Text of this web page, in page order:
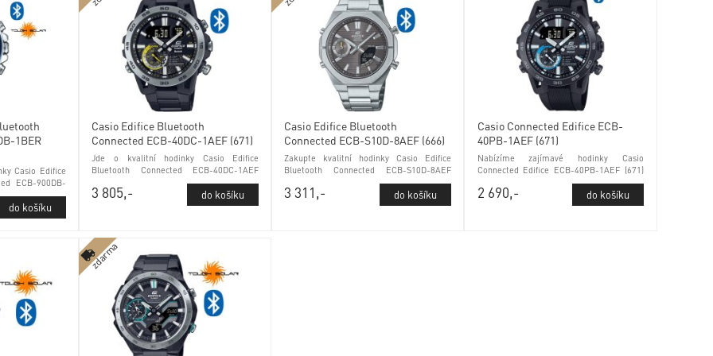
1BER
Casio Edifice
ECB-900DB-
sklem
Casio Edifice Bluetooth
Connected ECB-40DC-1AEF (671)
Jde o kvalitní hodinky Casio Edifice
Bluetooth Connected ECB-40DC-1AEF
(671) Phone Finder a minerálním sklem
3 805,-
Casio Edifice Bluetooth
Connected ECB-S10D-8AEF (666)
Zakupte kvalitní hodinky Casio Edifice
Bluetooth Connected ECB-S10D-8AEF
(666) Phone Finder a safírovým sklem
3 311,-
Casio Connected Edifice ECB-
40PB-1AEF (671)
Nabízíme zajímavé hodinky Casio
Connected Edifice ECB-40PB-1AEF (671)
Phone Finder a minerálním sklem
2 690,-
zdarma